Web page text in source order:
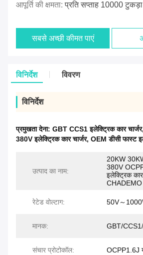
आपूर्ति की क्षमता:प्रति सप्ताह 10000
सबसे अच्छी कीमत पाएं
विनिर्देश विवरण
विनिर्देश
प्रमुखता देना: GBT CCS1 इलेक्ट्रिक कार चार्जर,
380V इलेक्ट्रिक कार चार्जर, OEM डीसी फास्ट
उत्पाद का नाम:
20KW
380V
इलेक्ट्रिक
CHADEMO
रेटेड वोल्टाग: 50V～
मानक: GBT/
संचार प्रोटोकॉल: OCPP1.6J